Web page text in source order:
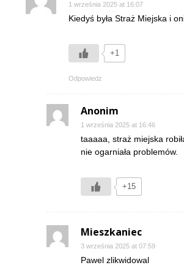
1 września 2025 at 16:07
Kiedyś była Straż Miejska i
+1
Odpowiedz
Anonim
1 września 2025 at 16:46
taaaaa, straż miejska
nie ogarniała problemów.
+15
Mieszkaniec
3 września 2025 at 07:59
Pawel zlikwidowal